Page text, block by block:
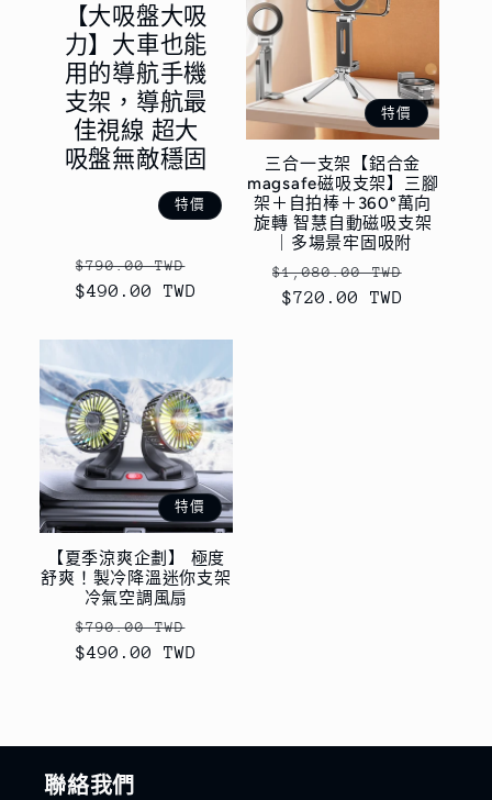
【大吸盤大吸
力】大車也能
用的導航手機
支架，導航最
佳視線 超大
吸盤無敵穩固
特價
定
價
$790.00 TWD
$490.00 TWD
特價
三合一支架【鋁合金
magsafe磁吸支架】三腳
架＋自拍棒＋360°萬向
旋轉 智慧自動磁吸支架
｜多場景牢固吸附
定
價
$1,080.00 TWD
$720.00 TWD
特價
【夏季涼爽企劃】 極度
舒爽！製冷降溫迷你支架
冷氣空調風扇
定
價
$790.00 TWD
$490.00 TWD
聯絡我們